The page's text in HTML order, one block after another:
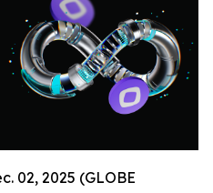
02, 2025 (GLOBE